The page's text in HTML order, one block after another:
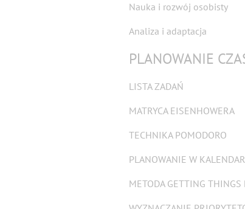
Nauka i rozwój osobisty
Analiza i adaptacja
PLANOWANIE
LISTA ZADAŃ
MATRYCA EISENHOWERA
TECHNIKA POMODORO
PLANOWANIE W
METODA GETTING THINGS